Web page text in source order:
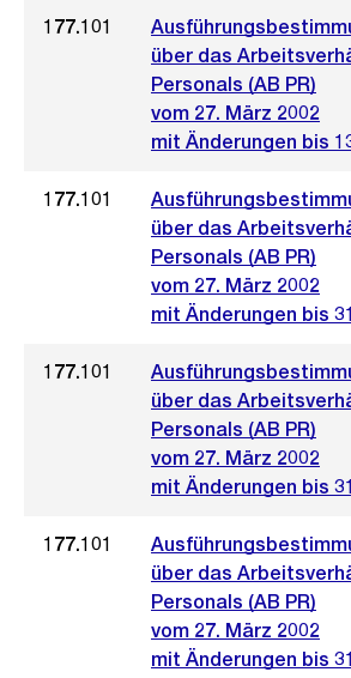
177.101
über das
Personals (AB PR)
vom 27. März 2002
mit Änderungen bis
177.101
über das
Personals (AB PR)
vom 27. März 2002
mit Änderungen bis
177.101
über das
Personals (AB PR)
vom 27. März 2002
mit Änderungen bis
177.101
über das
Personals (AB PR)
vom 27. März 2002
mit Änderungen bis